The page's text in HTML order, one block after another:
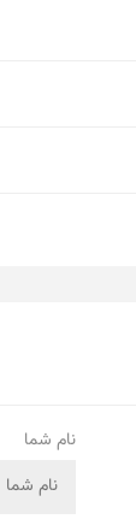
نام شما